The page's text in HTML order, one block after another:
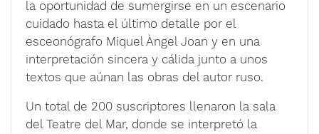
la oportunidad de sumergirse en un escenario
cuidado hasta el último detalle por el
esceonógrafo Miquel Àngel Joan y en una
interpretación sincera y cálida junto a unos
textos que aúnan las obras del autor ruso.
Un total de 200 suscriptores llenaron la sala
del Teatre del Mar, donde se interpretó la